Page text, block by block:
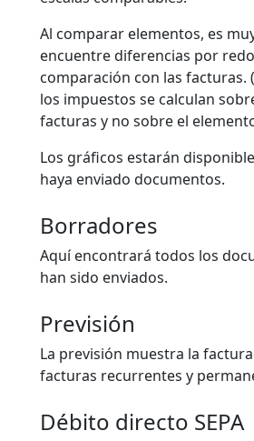
Al comparar elementos, es
encuentre diferencias por
comparación con las facturas.
los impuestos se calculan
facturas y no sobre el
Los gráficos estarán
haya enviado documentos.
Borradores
Aquí encontrará todos los
han sido enviados.
Previsión
La previsión muestra la
facturas recurrentes y
Débito directo SEPA